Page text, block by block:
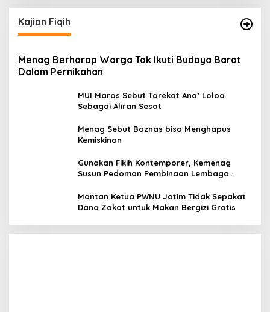
Kajian Fiqih
Menag Berharap Warga Tak Ikuti Budaya Barat
Dalam Pernikahan
MUI Maros Sebut Tarekat Ana’ Loloa
Sebagai Aliran Sesat
Menag Sebut Baznas bisa Menghapus
Kemiskinan
Gunakan Fikih Kontemporer, Kemenag
Susun Pedoman Pembinaan Lembaga
Mantan Ketua PWNU Jatim Tidak Sepakat
Dana Zakat untuk Makan Bergizi Gratis
Megawati Terbitkan Surat Internal, Tegaskan
Posisi PDIP Sebagai Partai Penyeimbang